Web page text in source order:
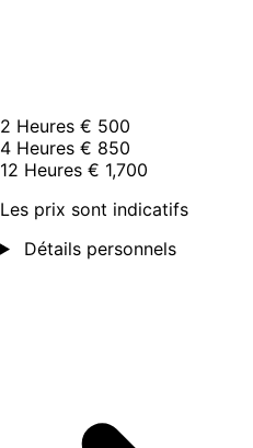
2 Heures € 500
4 Heures € 850
12 Heures € 1,700
Les prix sont indicatifs
Détails personnels